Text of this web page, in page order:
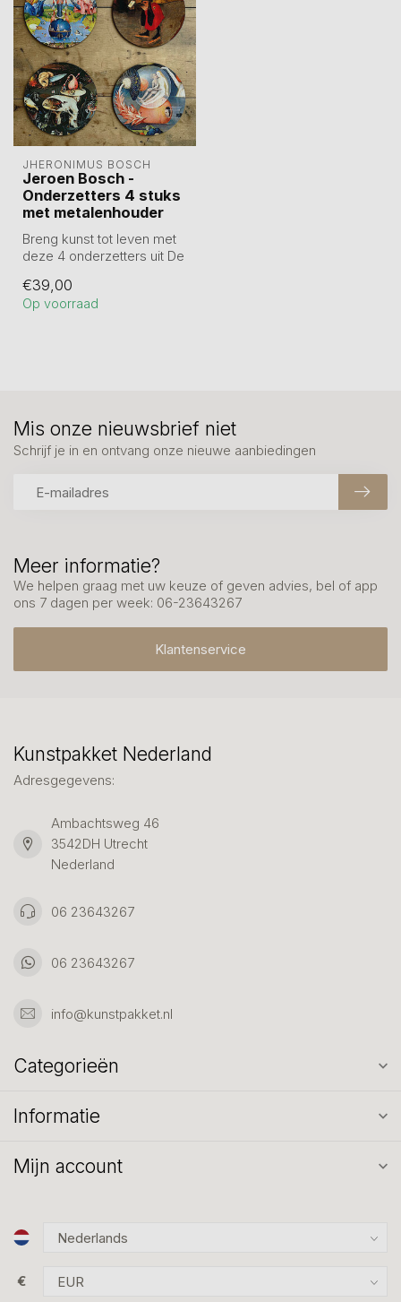
JHERONIMUS BOSCH
Jeroen Bosch -
Onderzetters 4 stuks
met metalenhouder
Breng kunst tot leven met
deze 4 onderzetters uit De
Jheroni...
€39,00
Op voorraad
Meer informatie?
We helpen graag met uw keuze of geven advies, bel of app
ons 7 dagen per week: 06-23643267
Klantenservice
Mis onze nieuwsbrief niet
Schrijf je in en ontvang onze nieuwe aanbiedingen
Kunstpakket Nederland
Adresgegevens:
Ambachtsweg 46
3542DH Utrecht
Nederland
06 23643267
06 23643267
info@kunstpakket.nl
Categorieën
Informatie
Mijn account
€